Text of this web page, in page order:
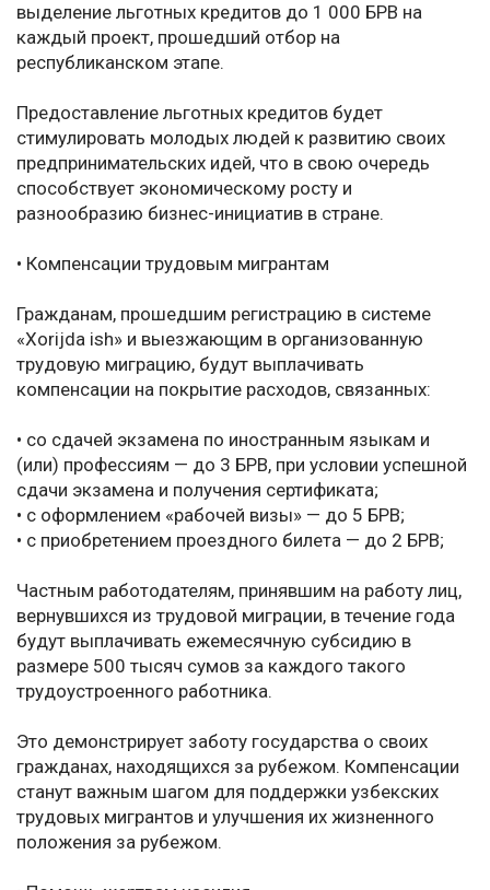
выделение льготных кредитов до 1 000 БРВ на
каждый проект, прошедший отбор на
республиканском этапе.
Предоставление льготных кредитов будет
стимулировать молодых людей к развитию своих
предпринимательских идей, что в свою очередь
способствует экономическому росту и
разнообразию бизнес-инициатив в стране.
• Компенсации трудовым мигрантам
Гражданам, прошедшим регистрацию в системе
«Xorijda ish» и выезжающим в организованную
трудовую миграцию, будут выплачивать
компенсации на покрытие расходов, связанных:
• со сдачей экзамена по иностранным языкам и
(или) профессиям — до 3 БРВ, при условии успешной
сдачи экзамена и получения сертификата;
• с оформлением «рабочей визы» — до 5 БРВ;
• с приобретением проездного билета — до 2 БРВ;
Частным работодателям, принявшим на работу лиц,
вернувшихся из трудовой миграции, в течение года
будут выплачивать ежемесячную субсидию в
размере 500 тысяч сумов за каждого такого
трудоустроенного работника.
Это демонстрирует заботу государства о своих
гражданах, находящихся за рубежом. Компенсации
станут важным шагом для поддержки узбекских
трудовых мигрантов и улучшения их жизненного
положения за рубежом.